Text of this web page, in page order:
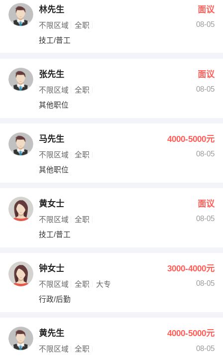
林先生 面议
不限区域 全职
08-05
技工/普工
张先生 面议
不限区域 全职
08-05
其他职位
马先生 4000-5000元
不限区域 全职
08-05
其他职位
黄女士 面议
不限区域 全职
08-05
技工/普工
钟女士 3000-4000元
不限区域 全职 大专
08-05
行政/后勤
黄先生 4000-5000元
不限区域 全职
08-05